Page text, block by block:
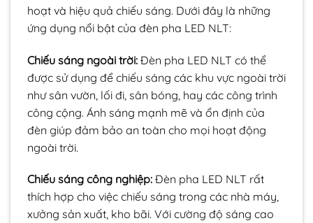
hoạt và hiệu quả chiếu sáng. Dưới đây là những
ứng dụng nổi bật của đèn pha LED NLT:
Chiếu sáng ngoài trời: Đèn pha LED NLT có thể
được sử dụng để chiếu sáng các khu vực ngoài trời
như sân vườn, lối đi, sân bóng, hay các công trình
công cộng. Ánh sáng mạnh mẽ và ổn định của
đèn giúp đảm bảo an toàn cho mọi hoạt động
ngoài trời.
Chiếu sáng công nghiệp: Đèn pha LED NLT rất
thích hợp cho việc chiếu sáng trong các nhà máy,
xưởng sản xuất, kho bãi. Với cường độ sáng cao